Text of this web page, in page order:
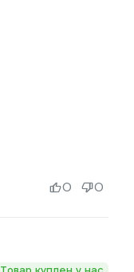
0 0